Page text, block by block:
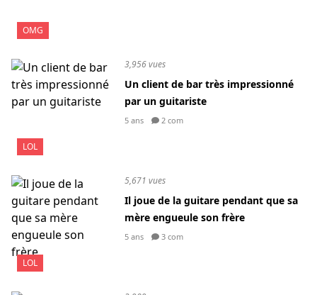
OMG
LOL
3,956 vues
Un client de bar très impressionné
par un guitariste
5 ans 2 com
LOL
5,671 vues
Il joue de la guitare pendant que sa
mère engueule son frère
5 ans 3 com